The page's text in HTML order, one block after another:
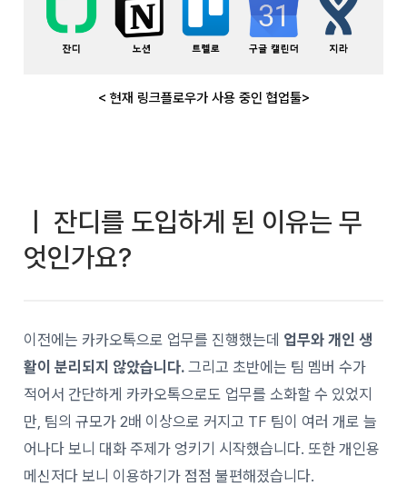
< 현재 링크플로우가 사용 중인 협업툴>
ㅣ 잔디를 도입하게 된 이유는 무
엇인가요?
이전에는 카카오톡으로 업무를 진행했는데 업무와 개인 생
활이 분리되지 않았습니다. 그리고 초반에는 팀 멤버 수가
적어서 간단하게 카카오톡으로도 업무를 소화할 수 있었지
만, 팀의 규모가 2배 이상으로 커지고 TF 팀이 여러 개로 늘
어나다 보니 대화 주제가 엉키기 시작했습니다. 또한 개인용
메신저다 보니 이용하기가 점점 불편해졌습니다.